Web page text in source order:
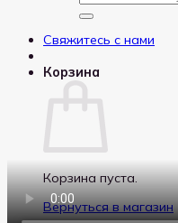
Свяжитесь с нами
Корзина
Корзина пуста.
Вернуться в магазин